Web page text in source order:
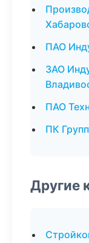
ПАО
ЗАО
ПАО
ПК
Другие